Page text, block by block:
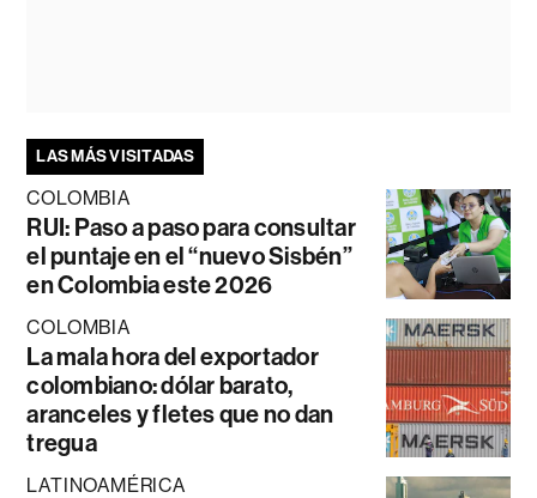
LAS MÁS VISITADAS
COLOMBIA
RUI: Paso a paso para consultar
el puntaje en el “nuevo Sisbén”
en Colombia este 2026
COLOMBIA
La mala hora del exportador
colombiano: dólar barato,
aranceles y fletes que no dan
tregua
LATINOAMÉRICA